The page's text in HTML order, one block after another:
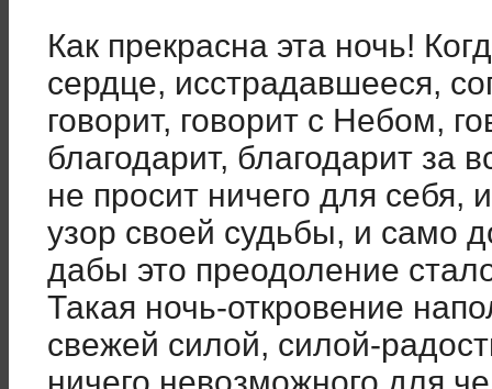
Как прекрасна эта ночь!
сердце, исстрадавшееся,
говорит, говорит с Небом,
благодарит, благодарит за
не просит ничего для себя,
узор своей судьбы, и само
дабы это преодоление
Такая ночь-откровение
свежей силой, силой-